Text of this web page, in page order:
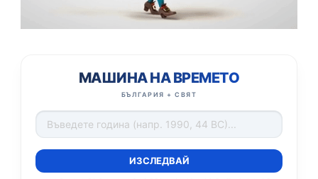
МАШИНА НА ВРЕМЕТО
БЪЛГАРИЯ + СВЯТ
ИЗСЛЕДВАЙ